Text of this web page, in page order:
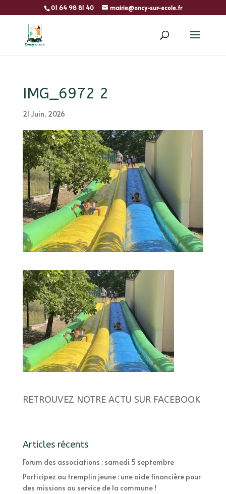
01 64 98 81 40 mairie@oncy-sur-ecole.fr
IMG_6972 2
21 Juin, 2026
RETROUVEZ NOTRE ACTU SUR FACEBOOK
Articles récents
Forum des associations : samedi 5 septembre
Participez au tremplin jeune : une aide financière pour
des missions au service de la commune !